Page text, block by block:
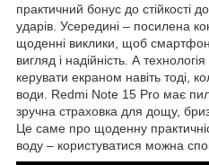
практичний бонус до стійкості
ударів. Усередині – посилена
щоденні виклики, щоб
вигляд і надійність. А
керувати екраном навіть тоді,
води. Redmi Note 15 Pro має
зручна страховка для дощу,
Це саме про щоденну
воду – користуватися можна